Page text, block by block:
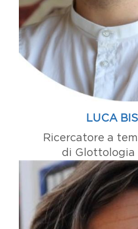
LUCA
Ricercatore a
di Glottologia